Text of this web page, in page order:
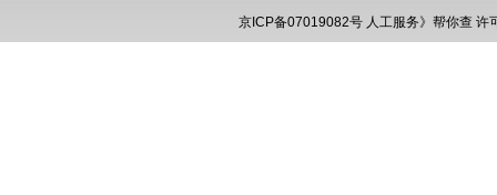
京ICP备07019082号 人工服务》帮你查 许